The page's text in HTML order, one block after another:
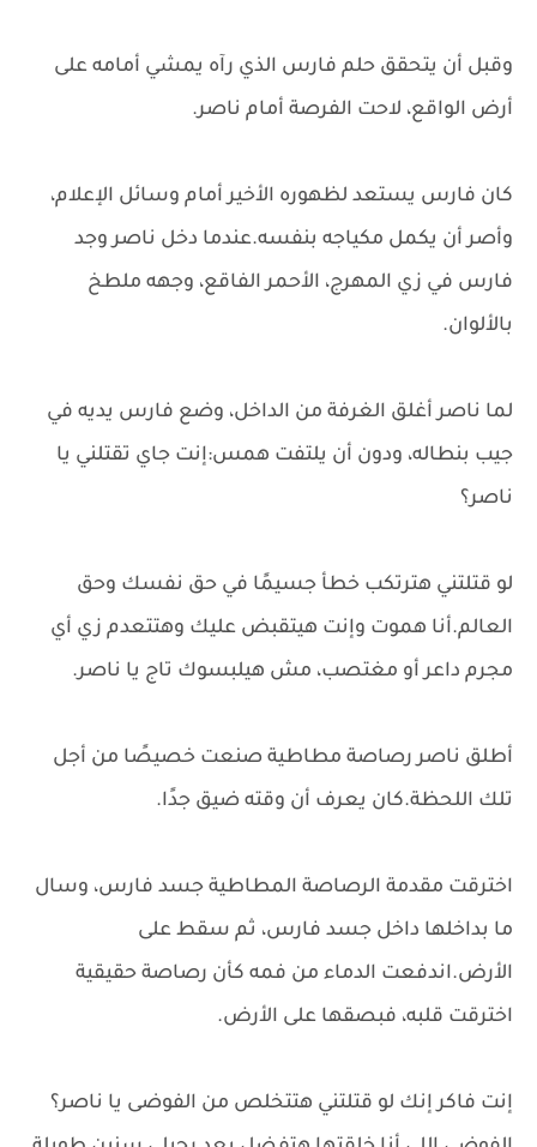
وقبل أن يتحقق حلم فارس الذي رآه يمشي أمامه على
أرض الواقع، لاحت الفرصة أمام ناصر.
كان فارس يستعد لظهوره الأخير أمام وسائل الإعلام،
وأصر أن يكمل مكياجه بنفسه.عندما دخل ناصر وجد
فارس في زي المهرج، الأحمر الفاقع، وجهه ملطخ
بالألوان.
لما ناصر أغلق الغرفة من الداخل، وضع فارس يديه في
جيب بنطاله، ودون أن يلتفت همس:إنت جاي تقتلني يا
ناصر؟
لو قتلتني هترتكب خطأ جسيمًا في حق نفسك وحق
العالم.أنا هموت وإنت هيتقبض عليك وهتتعدم زي أي
مجرم داعر أو مغتصب، مش هيلبسوك تاج يا ناصر.
أطلق ناصر رصاصة مطاطية صنعت خصيصًا من أجل
تلك اللحظة.كان يعرف أن وقته ضيق جدًا.
اخترقت مقدمة الرصاصة المطاطية جسد فارس، وسال
ما بداخلها داخل جسد فارس، ثم سقط على
الأرض.اندفعت الدماء من فمه كأن رصاصة حقيقية
اخترقت قلبه، فبصقها على الأرض.
إنت فاكر إنك لو قتلتني هتتخلص من الفوضى يا ناصر؟